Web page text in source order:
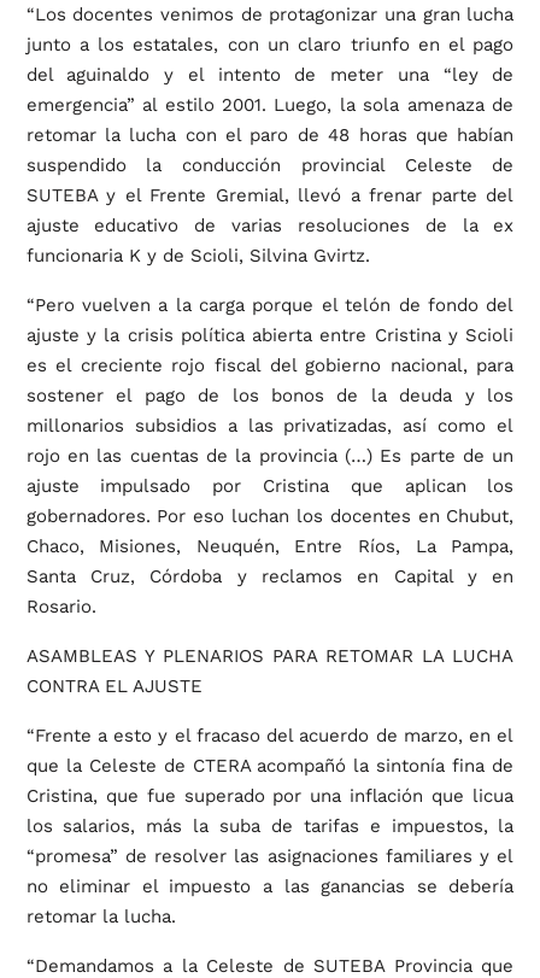
“Los docentes venimos de protagonizar una gran lucha
junto a los estatales, con un claro triunfo en el pago
del aguinaldo y el intento de meter una “ley de
emergencia” al estilo 2001. Luego, la sola amenaza de
retomar la lucha con el paro de 48 horas que habían
suspendido la conducción provincial Celeste de
SUTEBA y el Frente Gremial, llevó a frenar parte del
ajuste educativo de varias resoluciones de la ex
funcionaria K y de Scioli, Silvina Gvirtz.
“Pero vuelven a la carga porque el telón de fondo del
ajuste y la crisis política abierta entre Cristina y Scioli
es el creciente rojo fiscal del gobierno nacional, para
sostener el pago de los bonos de la deuda y los
millonarios subsidios a las privatizadas, así como el
rojo en las cuentas de la provincia (…) Es parte de un
ajuste impulsado por Cristina que aplican los
gobernadores. Por eso luchan los docentes en Chubut,
Chaco, Misiones, Neuquén, Entre Ríos, La Pampa,
Santa Cruz, Córdoba y reclamos en Capital y en
Rosario.
ASAMBLEAS Y PLENARIOS PARA RETOMAR LA LUCHA
CONTRA EL AJUSTE
“Frente a esto y el fracaso del acuerdo de marzo, en el
que la Celeste de CTERA acompañó la sintonía fina de
Cristina, que fue superado por una inflación que licua
los salarios, más la suba de tarifas e impuestos, la
“promesa” de resolver las asignaciones familiares y el
no eliminar el impuesto a las ganancias se debería
retomar la lucha.
“Demandamos a la Celeste de SUTEBA Provincia que